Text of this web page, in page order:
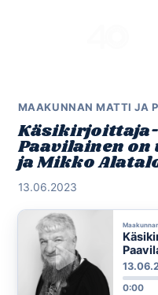
MAAKUNNAN MATTI JA
Paavilainen
ja Mikko
13.06.2023
0:00